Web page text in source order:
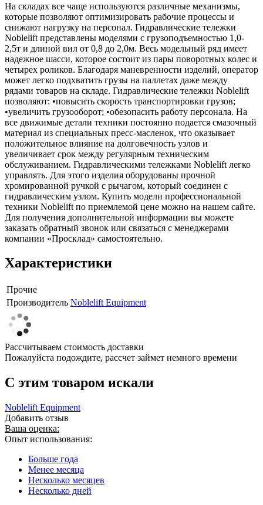
На складах все чаще используются различные механизмы,
которые позволяют оптимизировать рабочие процессы и
снижают нагрузку на персонал. Гидравлические тележки
Noblelift представлены моделями с грузоподъемностью 1,0-
2,5т и длиной вил от 0,8 до 2,0м. Весь модельный ряд имеет
надежное шасси, которое состоит из пары поворотных колес и
четырех роликов. Благодаря маневренности изделий, оператор
может легко подхватить грузы на паллетах даже между
рядами товаров на складе. Гидравлические тележки Noblelift
позволяют: •повысить скорость транспортировки грузов;
•увеличить грузооборот; •обезопасить работу персонала. На
все движимые детали техники постоянно подается смазочный
материал из специальных пресс-масленок, что оказывает
положительное влияние на долговечность узлов и
увеличивает срок между регулярным техническим
обслуживанием. Гидравлическими тележками Noblelift легко
управлять. Для этого изделия оборудованы прочной
хромированной ручкой с рычагом, который соединен с
гидравлическим узлом. Купить модели профессиональной
техники Noblelift по приемлемой цене можно на нашем сайте.
Для получения дополнительной информации вы можете
заказать обратный звонок или связаться с менеджерами
компании «Просклад» самостоятельно.
Характеристики
Прочие
Производитель Noblelift Equipment
Рассчитываем стоимость доставки
Пожалуйста подождите, рассчет займет немного времени
C этим товаром искали
Noblelift Equipment
Добавить отзыв
Ваша оценка:
Опыт использования:
Больше года
Менее месяца
Несколько месяцев
Несколько дней